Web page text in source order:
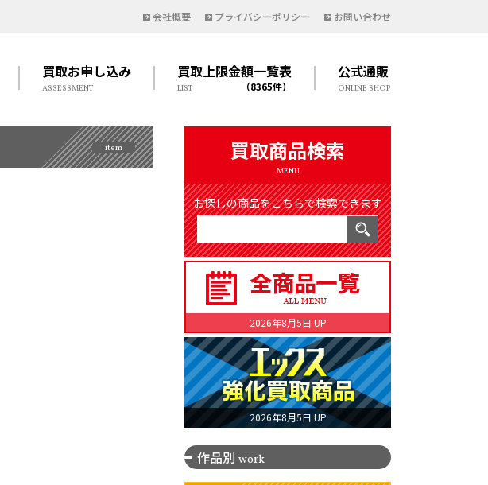
会社概要 プライバシーポリシー お問い合わせ
買取お申し込み
ASSESSMENT
買取上限金額一覧表
（8365件）
LIST
公式通販
ONLINE SHOP
item 買取商品検索
MENU
お探しの商品をこちらで検索できます
2026年8月5日 UP
2026年8月5日 UP
作品別 work